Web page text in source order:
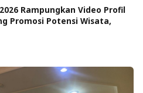
Rampungkan Video Profil
Promosi Potensi Wisata,